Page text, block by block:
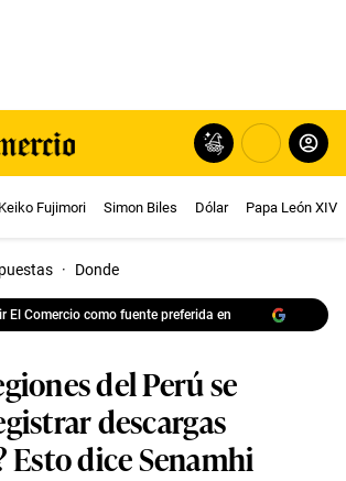
Keiko Fujimori Simon Biles Dólar Papa León XIV
· Donde
El Comercio como fuente preferida en
del Perú se
descargas
Esto dice Senamhi